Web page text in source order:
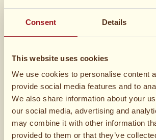
Consent Details
This website uses cookies
We use cookies to personalise content
provide social media features and to
We also share information about your
our social media, advertising and
may combine it with other information
provided to them or that they’ve
3 pakke Gifflar Vanilje
Friske eller frosne solbær (tø
bruger frosne bær)